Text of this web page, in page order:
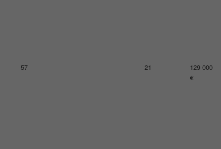
61 9
122 000
€